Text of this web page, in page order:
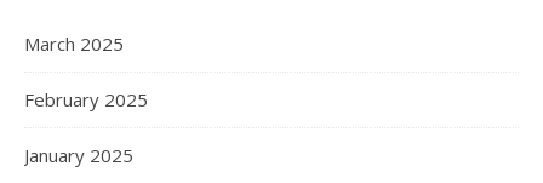
March 2025
February 2025
January 2025